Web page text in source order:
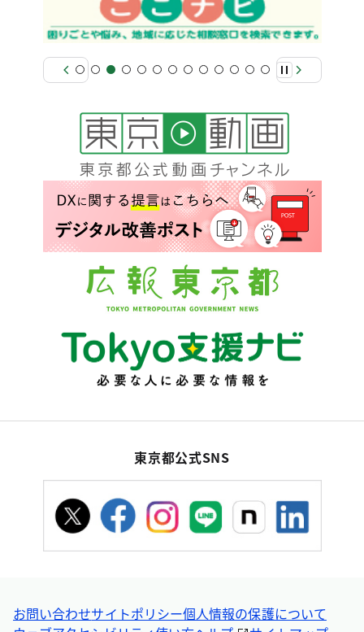
東京都公式SNS
お問い合わせサイトポリシー個人情報の保護について